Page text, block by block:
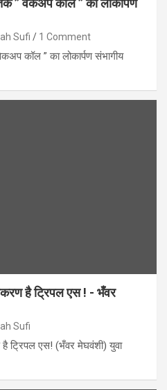
” वेकअप कॉल ” का लोकार्पण
Sufi 1 Comment
कॉल ” का लोकार्पण संभागीय
है ट्रिपल एस ! - भँवर
Sufi
ट्रिपल एस! (भँवर मेघवंशी) युवा